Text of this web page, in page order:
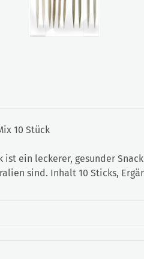
10 Stück
ist ein leckerer, gesunder
sind. Inhalt 10 Sticks,